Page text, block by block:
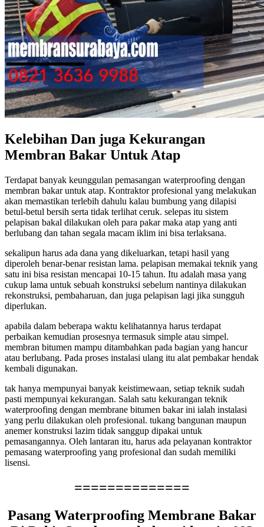
Kelebihan Dan juga Kekurangan
Membran Bakar Untuk Atap
Terdapat banyak keunggulan pemasangan waterproofing dengan
membran bakar untuk atap. Kontraktor profesional yang melakukan
akan memastikan terlebih dahulu kalau bumbung yang dilapisi
betul-betul bersih serta tidak terlihat ceruk. selepas itu sistem
pelapisan bakal dilakukan oleh para pakar maka atap yang anti
berlubang dan tahan segala macam iklim ini bisa terlaksana.
sekalipun harus ada dana yang dikeluarkan, tetapi hasil yang
diperoleh benar-benar resistan lama. pelapisan memakai teknik yang
satu ini bisa resistan mencapai 10-15 tahun. Itu adalah masa yang
cukup lama untuk sebuah konstruksi sebelum nantinya dilakukan
rekonstruksi, pembaharuan, dan juga pelapisan lagi jika sungguh
diperlukan.
apabila dalam beberapa waktu kelihatannya harus terdapat
perbaikan kemudian prosesnya termasuk simple atau simpel.
membran bitumen mampu ditambahkan pada bagian yang hancur
atau berlubang. Pada proses instalasi ulang itu alat pembakar hendak
kembali digunakan.
tak hanya mempunyai banyak keistimewaan, setiap teknik sudah
pasti mempunyai kekurangan. Salah satu kekurangan teknik
waterproofing dengan membrane bitumen bakar ini ialah instalasi
yang perlu dilakukan oleh profesional. tukang bangunan maupun
anemer konstruksi lazim tidak sanggup dipakai untuk
pemasangannya. Oleh lantaran itu, harus ada pelayanan kontraktor
pemasang waterproofing yang profesional dan sudah memiliki
lisensi.
==============
Pasang Waterproofing Membrane Bakar